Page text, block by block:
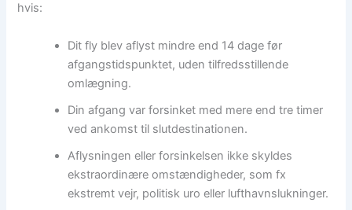
hvis:
Dit fly blev aflyst mindre end 14 dage før
afgangstidspunktet, uden tilfredsstillende
omlægning.
Din afgang var forsinket med mere end tre timer
ved ankomst til slutdestinationen.
Aflysningen eller forsinkelsen ikke skyldes
ekstraordinære omstændigheder, som fx
ekstremt vejr, politisk uro eller lufthavnslukninger.